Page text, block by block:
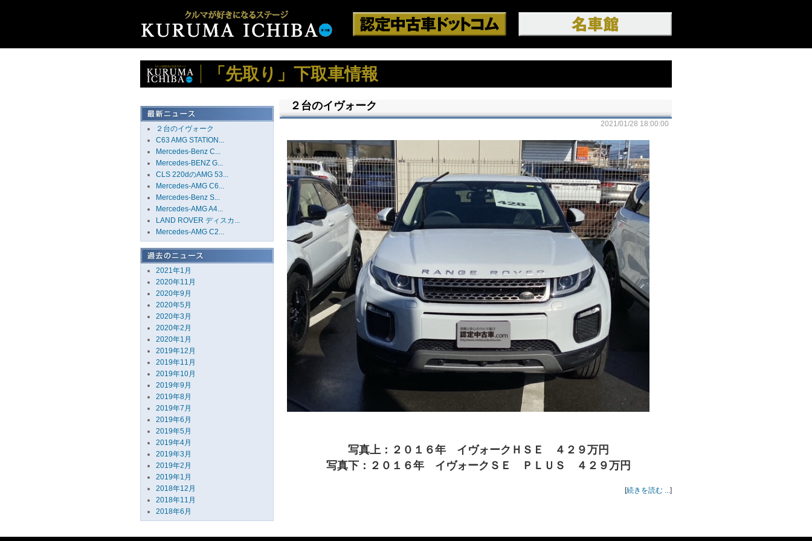
「先取り」下取車情報
２台のイヴォーク
C63 AMG STATION...
Mercedes-Benz C...
Mercedes-BENZ G...
CLS 220dのAMG 53...
Mercedes-AMG C6...
Mercedes-Benz S...
Mercedes-AMG A4...
LAND ROVER ディスカ...
Mercedes-AMG C2...
2021年1月
2020年11月
2020年9月
2020年5月
2020年3月
2020年2月
2020年1月
2019年12月
2019年11月
2019年10月
2019年9月
2019年8月
2019年7月
2019年6月
2019年5月
2019年4月
2019年3月
2019年2月
2019年1月
2018年12月
2018年11月
2018年6月
２台のイヴォーク
2021/01/28 18:00:00
写真上：２０１６年 イヴォークＨＳＥ ４２９万円
写真下：２０１６年 イヴォークＳＥ ＰＬＵＳ ４２９万円
[続きを読む ...]